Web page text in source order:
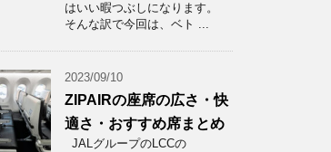
はいい暇つぶしになります。
そんな訳で今回は、ベト ...
2023/09/10
ZIPAIRの座席の広さ・快
適さ・おすすめ席まとめ
JALグループのLCCの